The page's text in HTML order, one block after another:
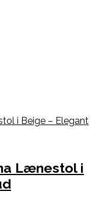
Lænestol i